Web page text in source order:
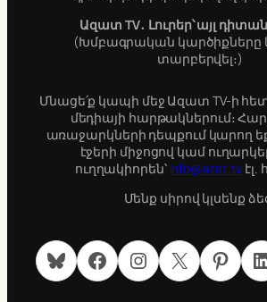
Ազատ TV․ Լուրեր՝ այլ
(Խմբագրական կարծիքները
տարբերվել։)
Մնացե՛ք կապի մեջ Ազատ TV-ի
մեդիայի հարթակներում։
առաջարկների դեպքում կարող եք
էջերի միջոցով կամ
ուղղակիորեն՝ info@azat.tv էլ.
Մենք սիրով կլսենք
Bluesky Facebook Instagram X Pinterest LinkedIn